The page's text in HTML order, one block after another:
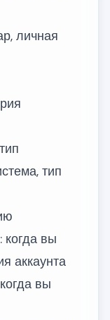
личная
тип
вы
аккаунта
вы